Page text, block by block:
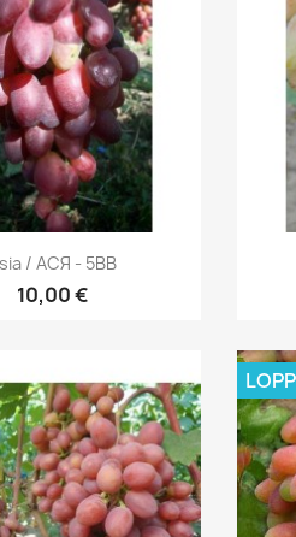
Pikakatselu
/ АСЯ - 5BB
10,00 €